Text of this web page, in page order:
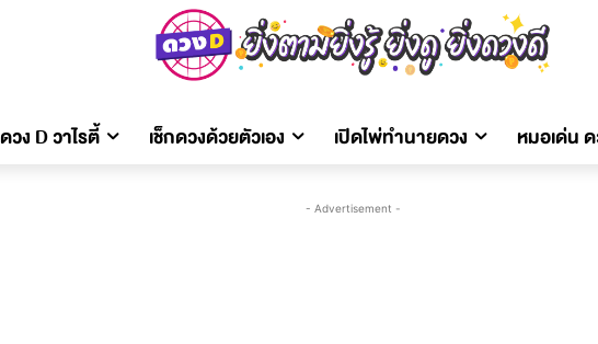
ดวง D วาไรตี้ เช็กดวงด้วยตัวเอง เปิดไพ่ทำนายดวง หมอเด่น
- Advertisement -